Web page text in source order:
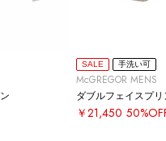
SALE 手洗い可
McGREGOR MENS
ダブルフェイスプリ
￥21,450